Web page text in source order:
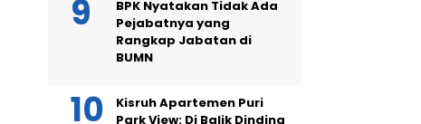
BPK Nyatakan Tidak Ada
Pejabatnya yang
Rangkap Jabatan di
BUMN
Kisruh Apartemen Puri
Park View: Di Balik Dinding